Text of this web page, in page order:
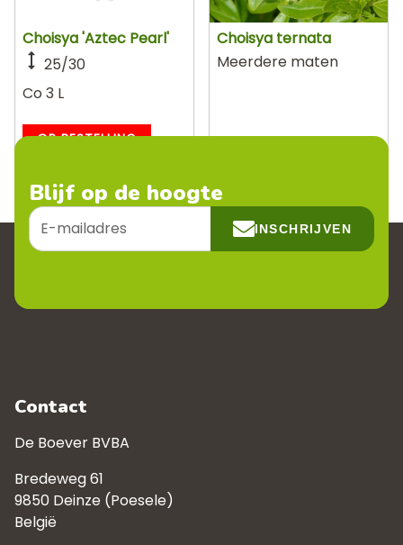
Choisya 'Aztec Pearl'
25/30
Co 3 L
OP BESTELLING
Choisya ternata
Meerdere maten
Blijf op de hoogte
E-
mailadres
INSCHRIJVEN
Contact
De Boever BVBA
Bredeweg 61
9850 Deinze (Poesele)
België